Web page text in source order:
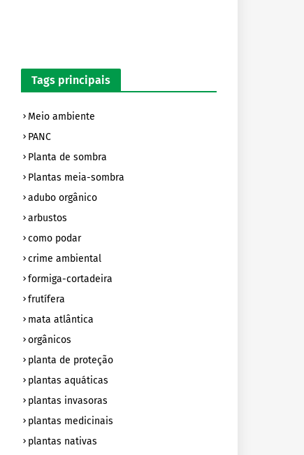
Tags principais
Meio ambiente
PANC
Planta de sombra
Plantas meia-sombra
adubo orgânico
arbustos
como podar
crime ambiental
formiga-cortadeira
frutífera
mata atlântica
orgânicos
planta de proteção
plantas aquáticas
plantas invasoras
plantas medicinais
plantas nativas